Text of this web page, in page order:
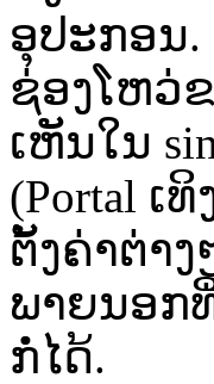
ອຸປະກອນ.
ຊ່ອງໂຫວ່ຂ
ເຫັນໃນ
(Portal ເ
ຕັ້ງຄ່າຕ່າ
ພາຍນອກ
ກໍ່ໄດ້.